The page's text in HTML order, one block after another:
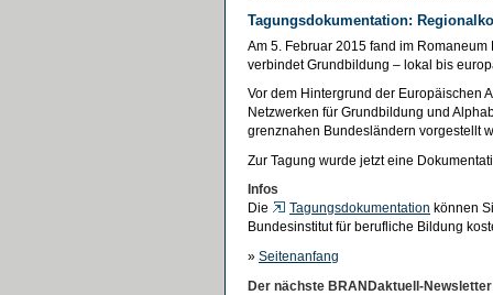
Tagungsdokumentation:
Am 5. Februar 2015 fand im
verbindet Grundbildung – lokal bis
Vor dem Hintergrund der Europäischen
Netzwerken für Grundbildung und
grenznahen Bundesländern vorgestellt
Zur Tagung wurde jetzt eine
Infos
Die
Tagungsdokumentation können
Bundesinstitut für berufliche Bildung
» Seitenanfang
Der nächste BRANDaktuell-